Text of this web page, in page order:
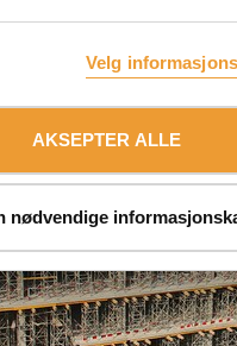
Velg
AKSEPTER ALLE
nødvendige